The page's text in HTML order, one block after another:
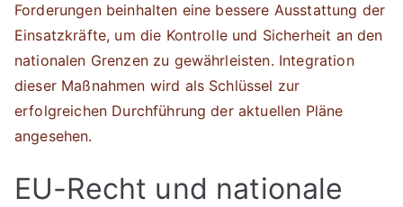
Forderungen beinhalten eine bessere Ausstattung der
Einsatzkräfte, um die Kontrolle und Sicherheit an den
nationalen Grenzen zu gewährleisten. Integration
dieser Maßnahmen wird als Schlüssel zur
erfolgreichen Durchführung der aktuellen Pläne
angesehen.
EU-Recht und nationale